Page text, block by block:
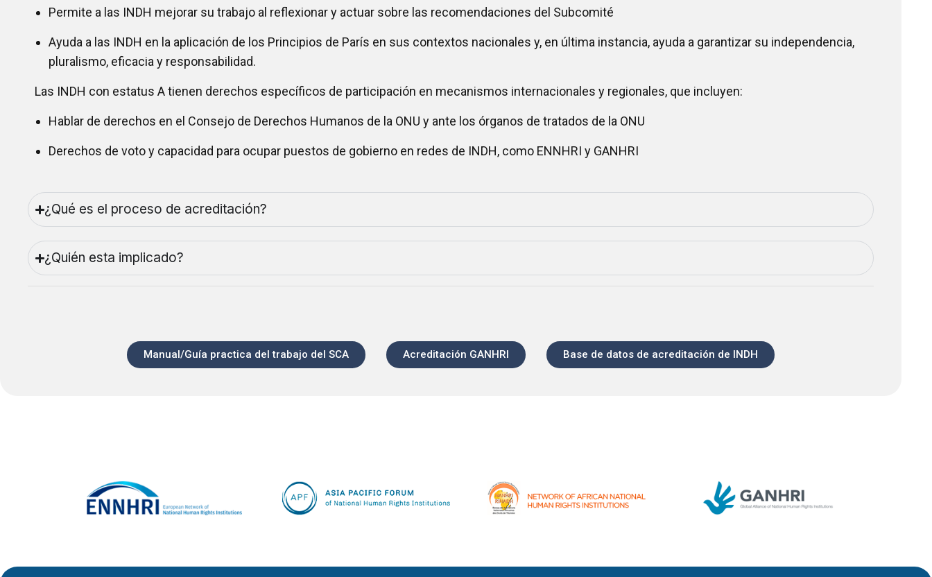
Permite a las INDH mejorar su trabajo al reflexionar y actuar sobre las recomendaciones del Subcomité
Ayuda a las INDH en la aplicación de los Principios de París en sus contextos nacionales y, en última instancia, ayuda a garantizar su independencia,
pluralismo, eficacia y responsabilidad.
Las INDH con estatus A tienen derechos específicos de participación en mecanismos internacionales y regionales, que incluyen:
Hablar de derechos en el Consejo de Derechos Humanos de la ONU y ante los órganos de tratados de la ONU
Derechos de voto y capacidad para ocupar puestos de gobierno en redes de INDH, como ENNHRI y GANHRI
¿Qué es el proceso de acreditación?
¿Quién esta implicado?
Manual/Guía practica del trabajo del SCA Acreditación GANHRI Base de datos de acreditación de INDH